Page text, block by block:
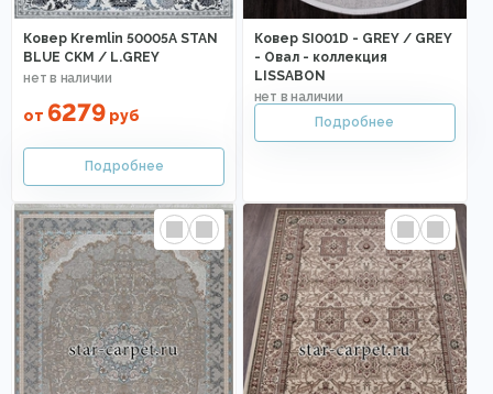
Ковер Kremlin 50005A STAN
BLUE CKM / L.GREY
от 6279 руб
Ковер SI001D - GREY / GREY
- Овал - коллекция
LISSABON